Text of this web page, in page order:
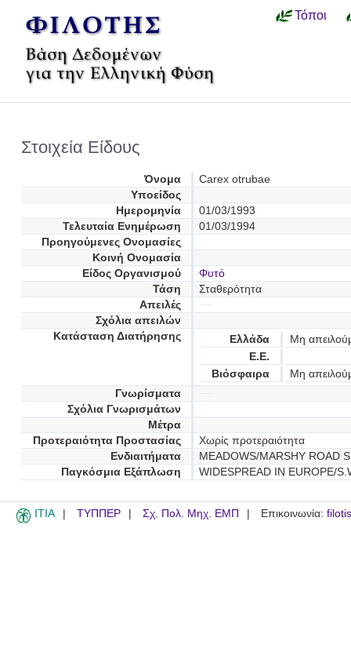
Τόποι
Στοιχεία Είδους
Όνομα
Carex otrubae
Υποείδος
Ημερομηνία
01/03/1993
Τελευταία Ενημέρωση
01/03/1994
Προηγούμενες Oνομασίες
Κοινή Ονομασία
Είδος Οργανισμού
Φυτό
Τάση
Σταθερότητα
Απειλές
Σχόλια απειλών
Κατάσταση Διατήρησης
Ελλάδα
Μη
Ε.Ε.
Βιόσφαιρα
Μη
Γνωρίσματα
Σχόλια Γνωρισμάτων
Μέτρα
Προτεραιότητα Προστασίας
Χωρίς προτεραιότητα
Ενδιαιτήματα
MEADOWS/MARSHY ROAD
Παγκόσμια Εξάπλωση
WIDESPREAD IN EUROPE/
ITIA ΤΥΠΠΕΡ Σχ. Πολ. Μηχ. ΕΜΠ Επικοινωνία: